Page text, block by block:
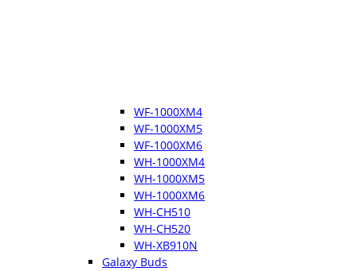
WF-1000XM4
WF-1000XM5
WF-1000XM6
WH-1000XM4
WH-1000XM5
WH-1000XM6
WH-CH510
WH-CH520
WH-XB910N
Galaxy Buds